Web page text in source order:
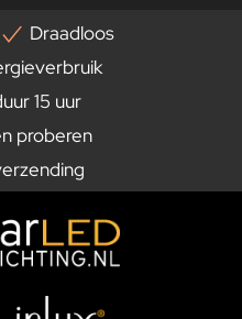
Draadloos
15 uur
proberen